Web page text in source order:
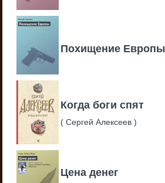
Похищение Европы
Когда боги спят
(Сергей Алексеев)
Цена денег